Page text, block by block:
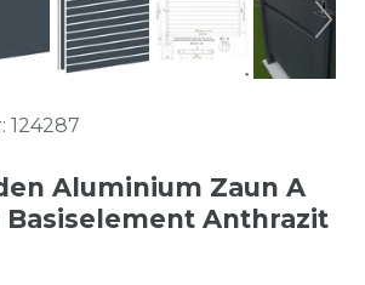
124287
Aluminium Zaun A
Basiselement Anthrazit